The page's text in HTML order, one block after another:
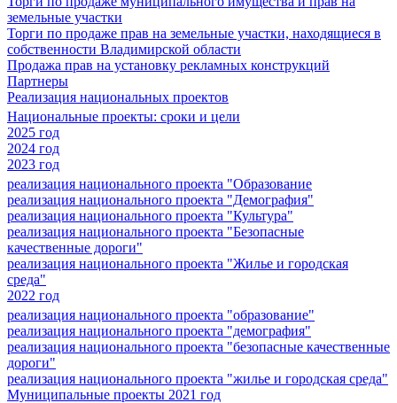
земельные участки
Торги по продаже прав на земельные участки, находящиеся в
собственности Владимирской области
Продажа прав на установку рекламных конструкций
Партнеры
Реализация национальных проектов
Национальные проекты: сроки и цели
2025 год
2024 год
2023 год
реализация национального проекта "Образование
реализация национального проекта "Демография"
реализация национального проекта "Культура"
реализация национального проекта "Безопасные
качественные дороги"
реализация национального проекта "Жилье и городская
среда"
2022 год
реализация национального проекта "образование"
реализация национального проекта "демография"
реализация национального проекта "безопасные качественные
дороги"
реализация национального проекта "жилье и городская среда"
Муниципальные проекты 2021 год